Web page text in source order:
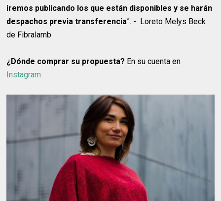
iremos publicando los que están disponibles y se harán
despachos previa transferencia”. - Loreto Melys Beck
de Fibralamb
¿Dónde comprar su propuesta? En su cuenta en
Instagram